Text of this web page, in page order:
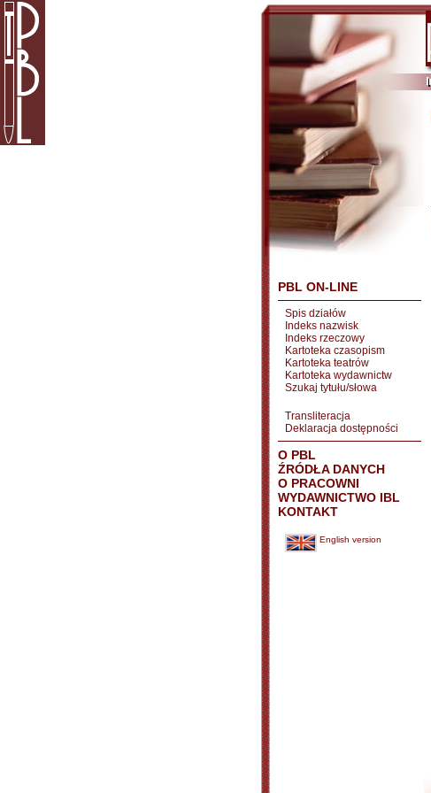
PBL ON-LINE
Spis działów
Indeks nazwisk
Indeks rzeczowy
Kartoteka czasopism
Kartoteka teatrów
Kartoteka wydawnictw
Szukaj tytułu/słowa
Transliteracja
Deklaracja dostępności
O PBL
ŹRÓDŁA DANYCH
O PRACOWNI
WYDAWNICTWO IBL
KONTAKT
English version